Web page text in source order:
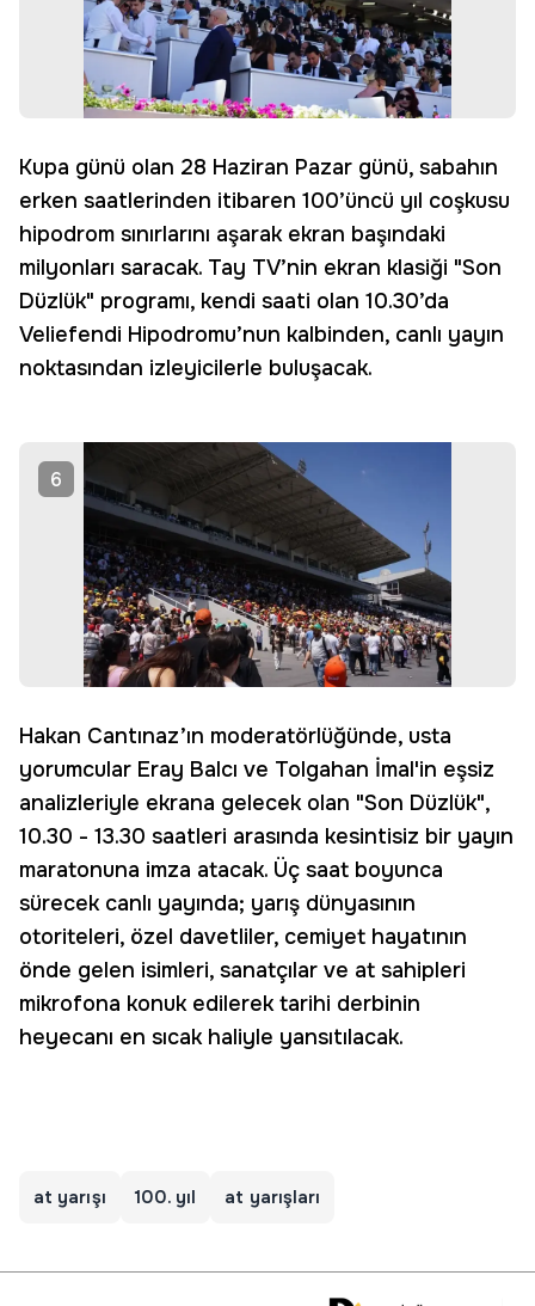
Kupa günü olan 28 Haziran Pazar günü, sabahın
erken saatlerinden itibaren 100’üncü yıl coşkusu
hipodrom sınırlarını aşarak ekran başındaki
milyonları saracak. Tay TV’nin ekran klasiği "Son
Düzlük" programı, kendi saati olan 10.30’da
Veliefendi Hipodromu’nun kalbinden, canlı yayın
noktasından izleyicilerle buluşacak.
6
Hakan Cantınaz’ın moderatörlüğünde, usta
yorumcular Eray Balcı ve Tolgahan İmal'in eşsiz
analizleriyle ekrana gelecek olan "Son Düzlük",
10.30 - 13.30 saatleri arasında kesintisiz bir yayın
maratonuna imza atacak. Üç saat boyunca
sürecek canlı yayında; yarış dünyasının
otoriteleri, özel davetliler, cemiyet hayatının
önde gelen isimleri, sanatçılar ve at sahipleri
mikrofona konuk edilerek tarihi derbinin
heyecanı en sıcak haliyle yansıtılacak.
at yarışı 100. yıl at yarışları